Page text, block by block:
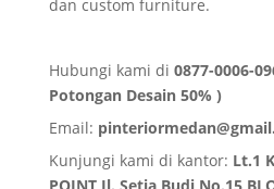
dan custom furniture.
Hubungi kami di 0877-0006-
Potongan Desain 50% )
Email:
Kunjungi kami di kantor: Lt.1
POINT Jl. Setia Budi No.15